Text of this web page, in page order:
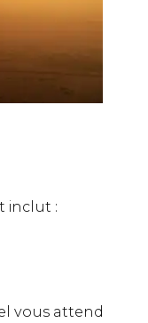
inclut :
vous attend